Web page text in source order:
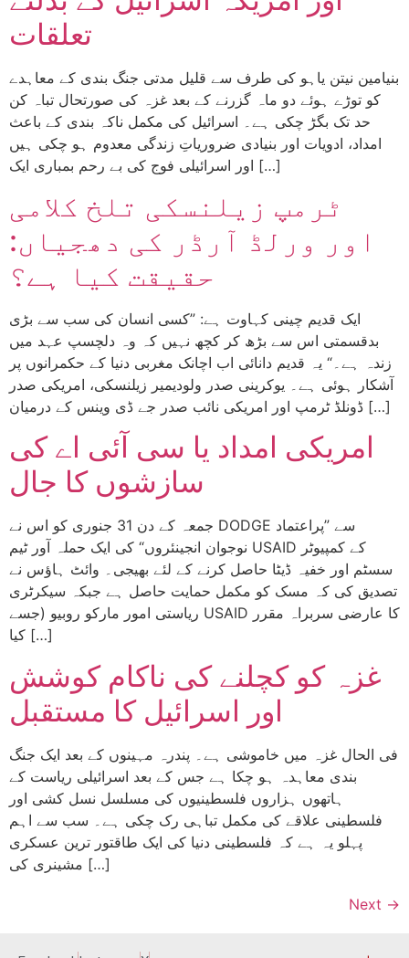
تعلقات
بنیامین نیتن یاہو کی طرف سے قلیل مدتی جنگ بندی کے معاہدے
کو توڑے ہوئے دو ماہ گزرنے کے بعد غزہ کی صورتحال تباہ کن
حد تک بگڑ چکی ہے۔ اسرائیل کی مکمل ناکہ بندی کے باعث
امداد، ادویات اور بنیادی ضروریاتِ زندگی معدوم ہو چکی ہیں
اور اسرائیلی فوج کی بے رحم بمباری ایک […]
ٹرمپ زیلنسکی تلخ کلامی
اور ورلڈ آرڈر کی دھجیاں:
حقیقت کیا ہے؟
ایک قدیم چینی کہاوت ہے: ”کسی انسان کی سب سے بڑی
بدقسمتی اس سے بڑھ کر کچھ نہیں کہ وہ دلچسپ عہد میں
زندہ ہے۔“ یہ قدیم دانائی اب اچانک مغربی دنیا کے حکمرانوں پر
آشکار ہوئی ہے۔ یوکرینی صدر ولودیمیر زیلنسکی، امریکی صدر
ڈونلڈ ٹرمپ اور امریکی نائب صدر جے ڈی وینس کے درمیان […]
امریکی امداد یا سی آئی اے کی
سازشوں کا جال
جمعہ کے دن 31 جنوری کو اس نے DODGE سے ”پراعتماد
نوجوان انجینئروں“ کی ایک حملہ آور ٹیم USAID کے کمپیوٹر
سسٹم اور خفیہ ڈیٹا حاصل کرنے کے لئے بھیجی۔ وائٹ ہاؤس نے
تصدیق کی کہ مسک کو مکمل حمایت حاصل ہے جبکہ سیکرٹری
ریاستی امور مارکو روبیو (جسے USAID کا عارضی سربراہ مقرر
کیا […]
غزہ کو کچلنے کی ناکام کوشش
اور اسرائیل کا مستقبل
فی الحال غزہ میں خاموشی ہے۔ پندرہ مہینوں کے بعد ایک جنگ
بندی معاہدہ ہو چکا ہے جس کے بعد اسرائیلی ریاست کے
ہاتھوں ہزاروں فلسطینیوں کی مسلسل نسل کشی اور
فلسطینی علاقے کی مکمل تباہی رک چکی ہے۔ سب سے اہم
پہلو یہ ہے کہ فلسطینی دنیا کی ایک طاقتور ترین عسکری
مشینری کی […]
Next →